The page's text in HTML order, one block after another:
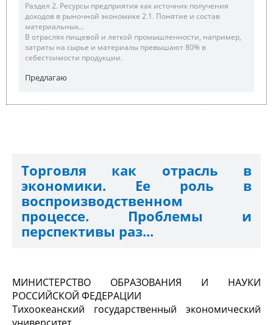
Раздел 2. Ресурсы предприятия как источник получения
доходов в рыночной экономике 2.1. Понятие и состав
материальных...
В отраслях пищевой и легкой промышленности, например,
затраты на сырье и материалы превышают 80% в
себестоимости продукции.
Предлагаю
Торговля как отрасль в
экономики. Ее роль в
воспроизводственном
процессе. Проблемы и
перспективы раз...
МИНИСТЕРСТВО ОБРАЗОВАНИЯ И НАУКИ
РОССИЙСКОЙ ФЕДЕРАЦИИ
Тихоокеанский государственный экономический